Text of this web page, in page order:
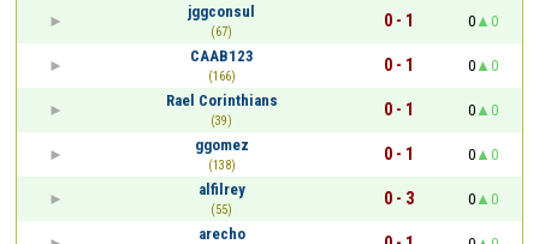
jggconsul
(67)
0 - 1 0
0
CAAB123
(166)
0 - 1 0
0
Rael Corinthians
(39)
0 - 1 0
0
ggomez
(138)
0 - 1 0
0
alfilrey
(55)
0 - 3 0
0
arecho